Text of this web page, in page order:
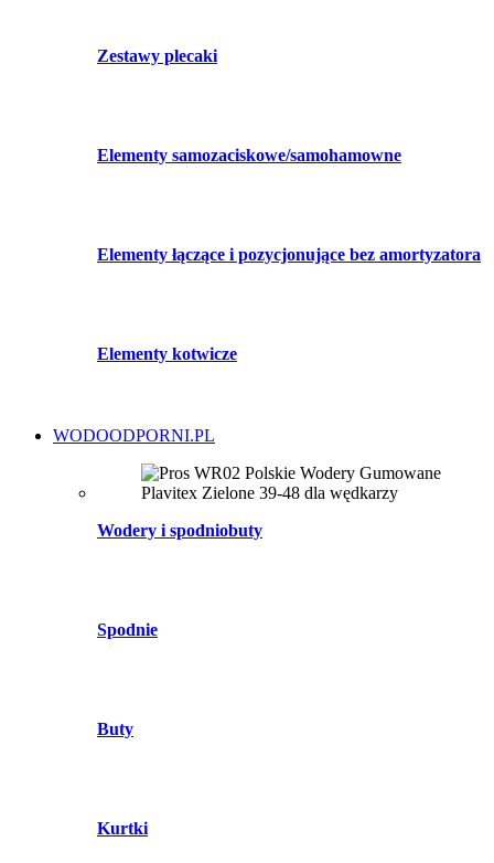
Zestawy plecaki
Elementy samozaciskowe/samohamowne
Elementy łączące i pozycjonujące bez amortyzatora
Elementy kotwicze
WODOODPORNI.PL
Wodery i spodniobuty
Spodnie
Buty
Kurtki